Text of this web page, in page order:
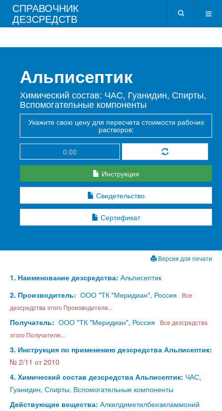
СПРАВОЧНИК
ДЕЗСРЕДСТВ
Альписептик
Химический состав: ЧАС, Гуанидин, Спирты,
Вспомогательные компоненты
Укажите свою цену для пересчета стоимости рабочих
растворов:
Инструкция
Свидетельство
Сертификат
Версия для печати
1. Наименование дезсредства: Альписептик
2. Производитель: ООО "ТК "Меридиан", Россия
Все
дезсредства этого Производителя...
Получатель: ООО "ТК "Меридиан", Россия
Все дезсредства
этого Получателя...
3. Инструкция по применению дезсредства Альписептик:
№ 2/11 от 2010
4. Химический состав дезсредства Альписептик: ЧАС,
Гуанидин, Спирты, Вспомогательные компоненты
Действующие вещества: Алкилдиметилбензиламмоний